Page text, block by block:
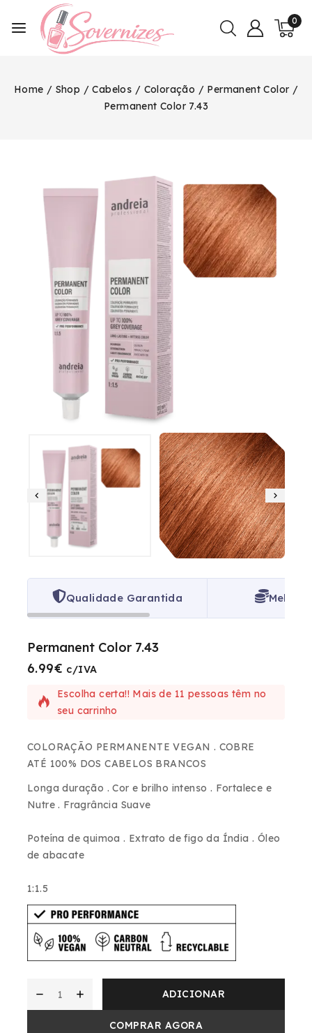
0
Home / Shop / Cabelos / Coloração / Permanent Color /
Permanent Color 7.43
Qualidade Garantida Melhor
Permanent Color 7.43
6.99€ c/IVA
10 produtos vendidos nas últimas 15 horas
Escolha certa!! Mais de 11 pessoas têm no
seu carrinho
COLORAÇÃO PERMANENTE VEGAN . COBRE
ATÉ 100% DOS CABELOS BRANCOS
Longa duração . Cor e brilho intenso . Fortalece e
Nutre . Fragrância Suave
Poteína de quimoa . Extrato de figo da Índia . Óleo
de abacate
1:1.5
ADICIONAR
COMPRAR AGORA